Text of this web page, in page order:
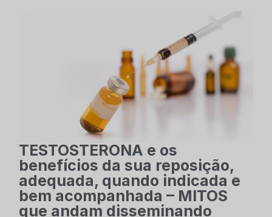
TESTOSTERONA e os
benefícios da sua reposição,
adequada, quando indicada e
bem acompanhada – MITOS
que andam disseminando